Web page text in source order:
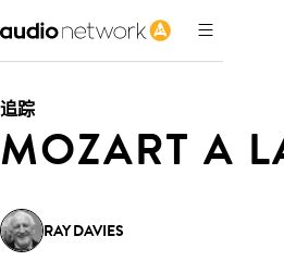
追踪
MOZART A
RAY DAVIES